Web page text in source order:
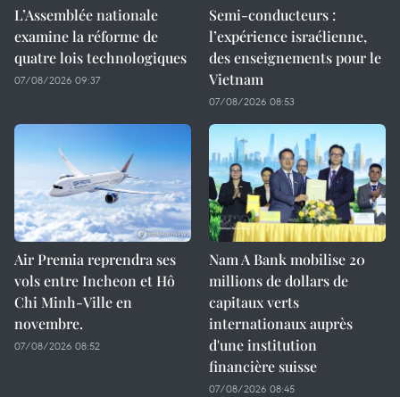
L’Assemblée nationale
examine la réforme de
quatre lois technologiques
07/08/2026 09:37
Semi-conducteurs :
l’expérience israélienne,
des enseignements pour le
Vietnam
07/08/2026 08:53
Air Premia reprendra ses
vols entre Incheon et Hô
Chi Minh-Ville en
novembre.
07/08/2026 08:52
Nam A Bank mobilise 20
millions de dollars de
capitaux verts
internationaux auprès
d'une institution
financière suisse
07/08/2026 08:45